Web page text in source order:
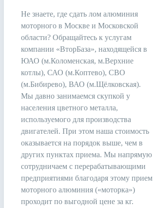
Не знаете, где сдать лом алюминия
моторного в Москве и Московской
области? Обращайтесь к услугам
компании «ВторБаза», находящейся в
ЮАО (м.Коломенская, м.Верхние
котлы), САО (м.Коптево), СВО
(м.Бибирево), ВАО (м.Щёлковская).
Мы давно занимаемся скупкой у
населения цветного металла,
используемого для производства
двигателей. При этом наша стоимость
оказывается на порядок выше, чем в
других пунктах приема. Мы напрямую
сотрудничаем с перерабатывающими
предприятиями благодаря этому прием
моторного алюминия («моторка»)
проходит по выгодной цене за кг.